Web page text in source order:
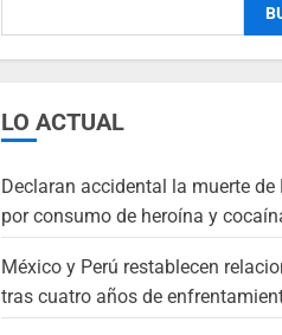
LO ACTUAL
Declaran accidental la muerte de
por consumo de heroína y
México y Perú restablecen
tras cuatro años de